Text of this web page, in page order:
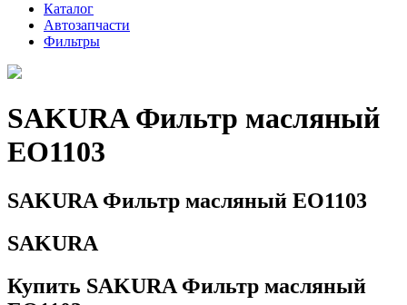
Каталог
Автозапчасти
Фильтры
SAKURA Фильтр масляный
EO1103
SAKURA Фильтр масляный EO1103
SAKURA
Купить SAKURA Фильтр масляный